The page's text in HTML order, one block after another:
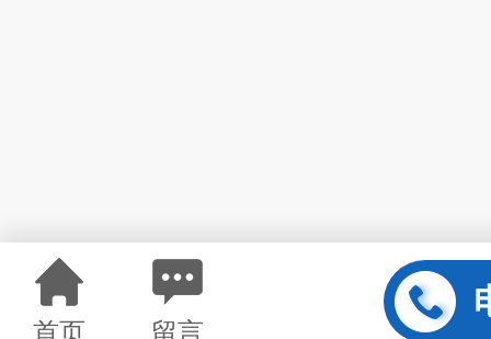
首页 留言